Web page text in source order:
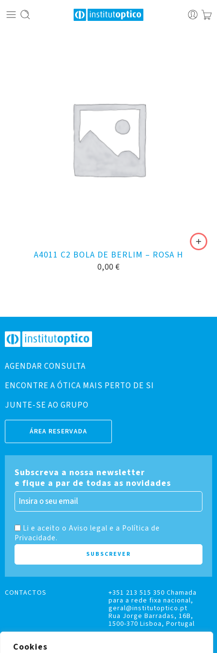
Cookies
A4011 C2 BOLA DE BERLIM – ROSA H
0,00 €
AGENDAR CONSULTA
ENCONTRE A ÓTICA MAIS PERTO DE SI
JUNTE-SE AO GRUPO
ÁREA RESERVADA
Subscreva a nossa newsletter
e fique a par de todas as novidades
Li e aceito o Aviso legal e a Política de
Privacidade.
CONTACTOS
+351 213 515 350 Chamada
para a rede fixa nacional,
geral@institutoptico.pt
Rua Jorge Barradas, 16B,
1500-370 Lisboa, Portugal